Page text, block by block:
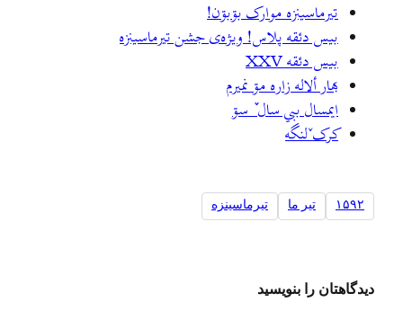
تيرماسينزه موارک بۊبۊن!
بیس دئقه پلاس! ویژه‌ی جشن تیرماسینزه
بیس دئقه XXV
بهار ألاله زاره مۊ نميرم
ایمسال ببي سال ٚ سۊ
کرکˇلنگه
۱۵۹۲ تیر ما تیرماسینزه
دیدگاهتان را بنویسید